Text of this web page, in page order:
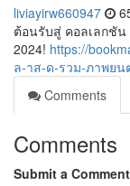
liviayirw660947
ต้อนรับสู่ คอลเลกชั
2024! https://
ล-าส-ด-รวม-ภาพย
Comments
Comments
Submit a Comment